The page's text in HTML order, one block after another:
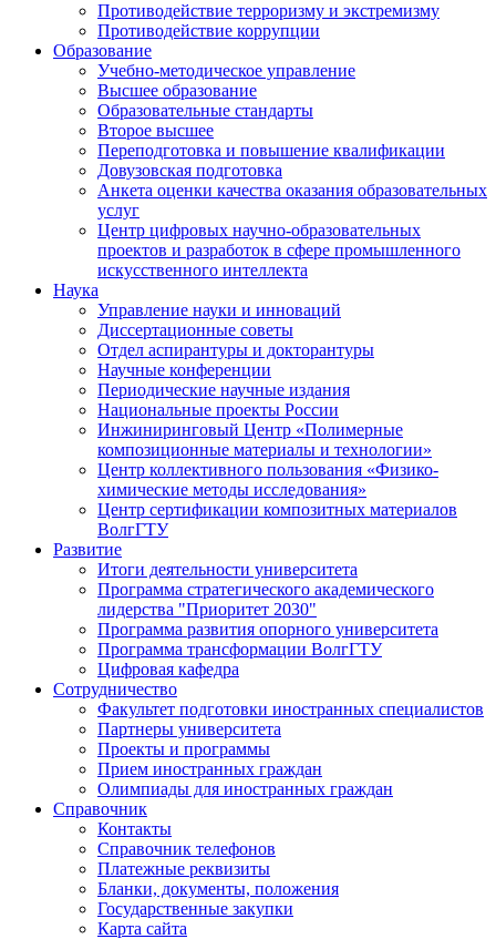
Противодействие терроризму и экстремизму
Противодействие коррупции
Образование
Учебно-методическое управление
Высшее образование
Образовательные стандарты
Второе высшее
Переподготовка и повышение квалификации
Довузовская подготовка
Анкета оценки качества оказания образовательных
услуг
Центр цифровых научно-образовательных
проектов и разработок в сфере промышленного
искусственного интеллекта
Наука
Управление науки и инноваций
Диссертационные советы
Отдел аспирантуры и докторантуры
Научные конференции
Периодические научные издания
Национальные проекты России
Инжиниринговый Центр «Полимерные
композиционные материалы и технологии»
Центр коллективного пользования «Физико-
химические методы исследования»
Центр сертификации композитных материалов
ВолгГТУ
Развитие
Итоги деятельности университета
Программа стратегического академического
лидерства "Приоритет 2030"
Программа развития опорного университета
Программа трансформации ВолгГТУ
Цифровая кафедра
Сотрудничество
Факультет подготовки иностранных специалистов
Партнеры университета
Проекты и программы
Прием иностранных граждан
Олимпиады для иностранных граждан
Справочник
Контакты
Справочник телефонов
Платежные реквизиты
Бланки, документы, положения
Государственные закупки
Карта сайта